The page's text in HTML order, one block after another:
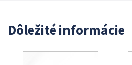
Dôležité informácie